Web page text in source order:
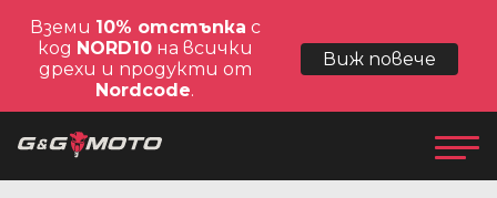
Вземи 10% отстъпка с
код NORD10на всички
дрехи и продукти от
Nordcode.
Виж повече